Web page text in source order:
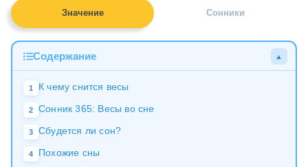
Значение Сонники
Содержание ▲
1 К чему снится весы
2 Сонник 365: Весы во сне
3 Сбудется ли сон?
4 Похожие сны